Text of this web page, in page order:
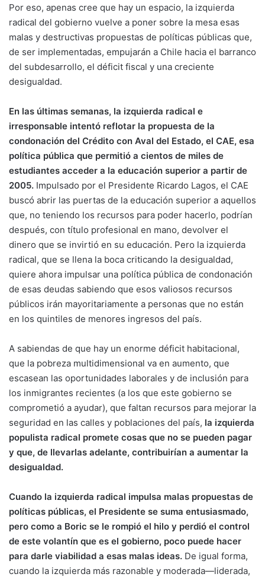
Por eso, apenas cree que hay un espacio, la izquierda
radical del gobierno vuelve a poner sobre la mesa esas
malas y destructivas propuestas de políticas públicas que,
de ser implementadas, empujarán a Chile hacia el barranco
del subdesarrollo, el déficit fiscal y una creciente
desigualdad.
En las últimas semanas, la izquierda radical e
irresponsable intentó reflotar la propuesta de la
condonación del Crédito con Aval del Estado, el CAE, esa
política pública que permitió a cientos de miles de
estudiantes acceder a la educación superior a partir de
2005. Impulsado por el Presidente Ricardo Lagos, el CAE
buscó abrir las puertas de la educación superior a aquellos
que, no teniendo los recursos para poder hacerlo, podrían
después, con título profesional en mano, devolver el
dinero que se invirtió en su educación. Pero la izquierda
radical, que se llena la boca criticando la desigualdad,
quiere ahora impulsar una política pública de condonación
de esas deudas sabiendo que esos valiosos recursos
públicos irán mayoritariamente a personas que no están
en los quintiles de menores ingresos del país.
A sabiendas de que hay un enorme déficit habitacional,
que la pobreza multidimensional va en aumento, que
escasean las oportunidades laborales y de inclusión para
los inmigrantes recientes (a los que este gobierno se
comprometió a ayudar), que faltan recursos para mejorar la
seguridad en las calles y poblaciones del país, la izquierda
populista radical promete cosas que no se pueden pagar
y que, de llevarlas adelante, contribuirían a aumentar la
desigualdad.
Cuando la izquierda radical impulsa malas propuestas de
políticas públicas, el Presidente se suma entusiasmado,
pero como a Boric se le rompió el hilo y perdió el control
de este volantín que es el gobierno, poco puede hacer
para darle viabilidad a esas malas ideas. De igual forma,
cuando la izquierda más razonable y moderada—liderada,